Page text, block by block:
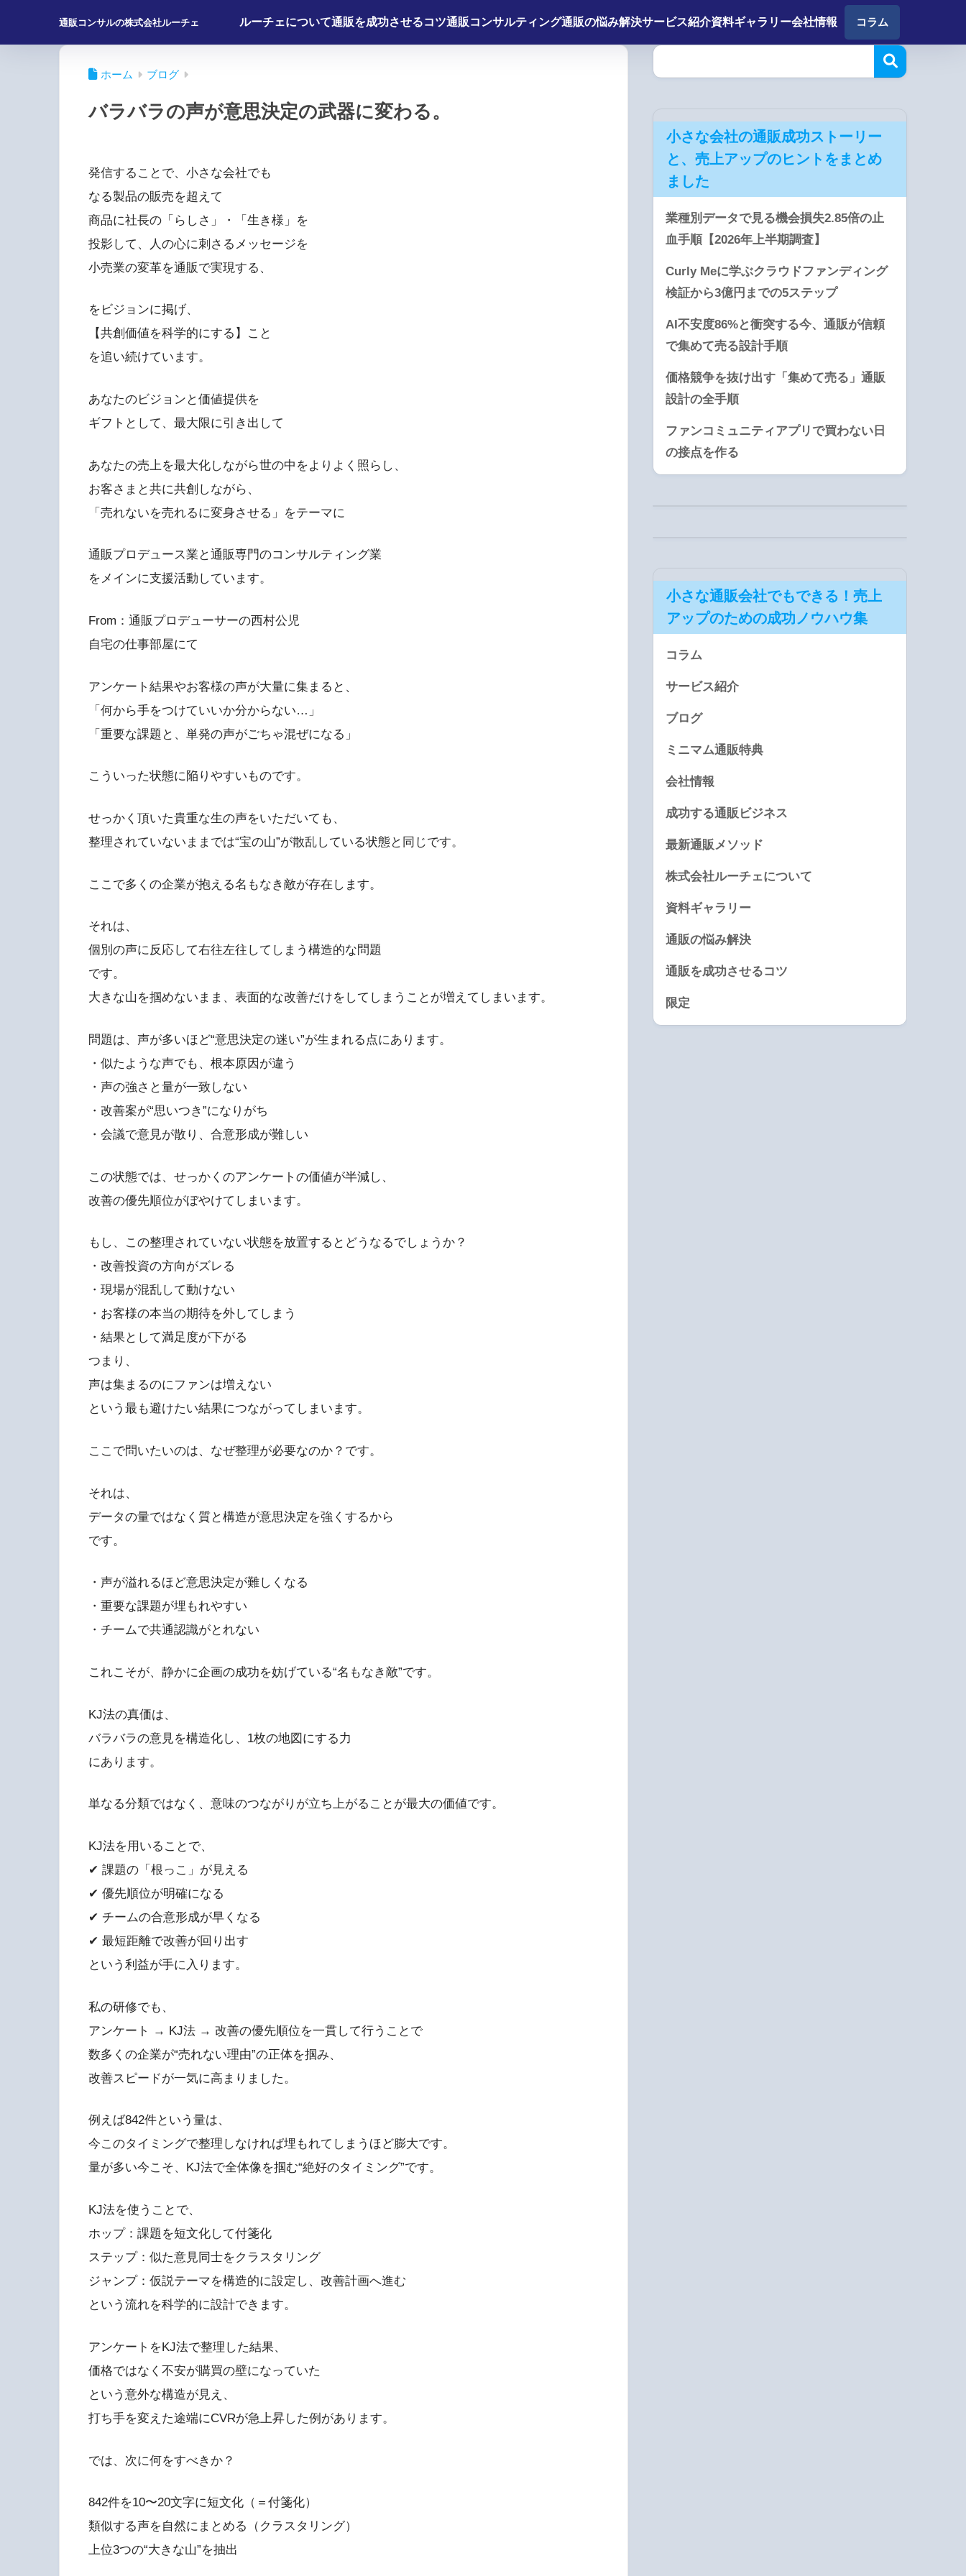
通販コンサルの株式会社ルーチェ ルーチェについて通販を成功させるコツ通販コンサルティング通販の悩み解決サービス紹介資料ギャラリー会社情報 コラム
ホーム ブログ
バラバラの声が意思決定の武器に変わる。
発信することで、小さな会社でも
なる製品の販売を超えて
商品に社長の「らしさ」・「生き様」を
投影して、人の心に刺さるメッセージを
小売業の変革を通販で実現する、
をビジョンに掲げ、
【共創価値を科学的にする】こと
を追い続けています。
あなたのビジョンと価値提供を
ギフトとして、最大限に引き出して
あなたの売上を最大化しながら世の中をよりよく照らし、
お客さまと共に共創しながら、
「売れないを売れるに変身させる」をテーマに
通販プロデュース業と通販専門のコンサルティング業
をメインに支援活動しています。
From：通販プロデューサーの西村公児
自宅の仕事部屋にて
アンケート結果やお客様の声が大量に集まると、
「何から手をつけていいか分からない…」
「重要な課題と、単発の声がごちゃ混ぜになる」
こういった状態に陥りやすいものです。
せっかく頂いた貴重な生の声をいただいても、
整理されていないままでは“宝の山”が散乱している状態と同じです。
ここで多くの企業が抱える名もなき敵が存在します。
それは、
個別の声に反応して右往左往してしまう構造的な問題
です。
大きな山を掴めないまま、表面的な改善だけをしてしまうことが増えてしまいます。
問題は、声が多いほど“意思決定の迷い”が生まれる点にあります。
・似たような声でも、根本原因が違う
・声の強さと量が一致しない
・改善案が“思いつき”になりがち
・会議で意見が散り、合意形成が難しい
この状態では、せっかくのアンケートの価値が半減し、
改善の優先順位がぼやけてしまいます。
もし、この整理されていない状態を放置するとどうなるでしょうか？
・改善投資の方向がズレる
・現場が混乱して動けない
・お客様の本当の期待を外してしまう
・結果として満足度が下がる
つまり、
声は集まるのにファンは増えない
という最も避けたい結果につながってしまいます。
ここで問いたいのは、なぜ整理が必要なのか？です。
それは、
データの量ではなく質と構造が意思決定を強くするから
です。
・声が溢れるほど意思決定が難しくなる
・重要な課題が埋もれやすい
・チームで共通認識がとれない
これこそが、静かに企画の成功を妨げている“名もなき敵”です。
KJ法の真価は、
バラバラの意見を構造化し、1枚の地図にする力
にあります。
単なる分類ではなく、意味のつながりが立ち上がることが最大の価値です。
KJ法を用いることで、
✔ 課題の「根っこ」が見える
✔ 優先順位が明確になる
✔ チームの合意形成が早くなる
✔ 最短距離で改善が回り出す
という利益が手に入ります。
私の研修でも、
アンケート → KJ法 → 改善の優先順位を一貫して行うことで
数多くの企業が“売れない理由”の正体を掴み、
改善スピードが一気に高まりました。
例えば842件という量は、
今このタイミングで整理しなければ埋もれてしまうほど膨大です。
量が多い今こそ、KJ法で全体像を掴む“絶好のタイミング”です。
KJ法を使うことで、
ホップ：課題を短文化して付箋化
ステップ：似た意見同士をクラスタリング
ジャンプ：仮説テーマを構造的に設定し、改善計画へ進む
という流れを科学的に設計できます。
アンケートをKJ法で整理した結果、
価格ではなく不安が購買の壁になっていた
という意外な構造が見え、
打ち手を変えた途端にCVRが急上昇した例があります。
では、次に何をすべきか？
842件を10〜20文字に短文化（＝付箋化）
類似する声を自然にまとめる（クラスタリング）
上位3つの“大きな山”を抽出
小さな会社の通販成功ストーリー
と、売上アップのヒントをまとめ
ました
業種別データで見る機会損失2.85倍の止
血手順【2026年上半期調査】
Curly Meに学ぶクラウドファンディング
検証から3億円までの5ステップ
AI不安度86%と衝突する今、通販が信頼
で集めて売る設計手順
価格競争を抜け出す「集めて売る」通販
設計の全手順
ファンコミュニティアプリで買わない日
の接点を作る
小さな通販会社でもできる！売上
アップのための成功ノウハウ集
コラム
サービス紹介
ブログ
ミニマム通販特典
会社情報
成功する通販ビジネス
最新通販メソッド
株式会社ルーチェについて
資料ギャラリー
通販の悩み解決
通販を成功させるコツ
限定